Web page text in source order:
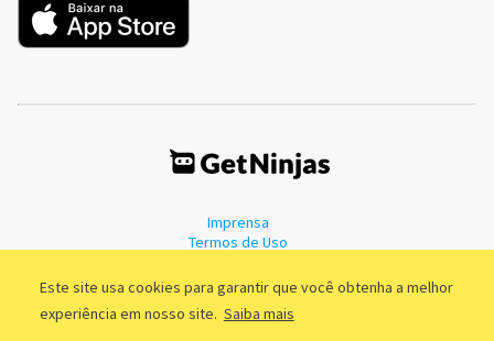
Este site usa cookies para garantir que você obtenha a melhor
experiência em nosso site. Saiba mais
Imprensa
Termos de Uso